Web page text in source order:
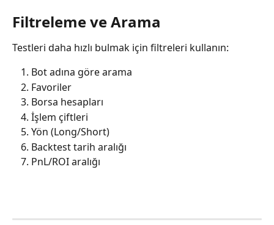
Filtreleme ve Arama
Testleri daha hızlı bulmak için filtreleri kullanın:
Bot adına göre arama
Favoriler
Borsa hesapları
İşlem çiftleri
Yön (Long/Short)
Backtest tarih aralığı
PnL/ROI aralığı